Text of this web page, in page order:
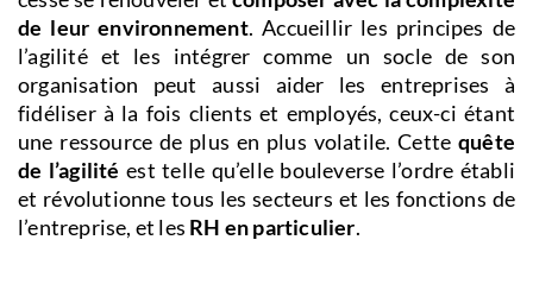
de leur environnement. Accueillir les principes de
l’agilité et les intégrer comme un socle de son
organisation peut aussi aider les entreprises à
fidéliser à la fois clients et employés, ceux-ci étant
une ressource de plus en plus volatile. Cette quête
de l’agilité est telle qu’elle bouleverse l’ordre établi
et révolutionne tous les secteurs et les fonctions de
l’entreprise, et les RH en particulier.